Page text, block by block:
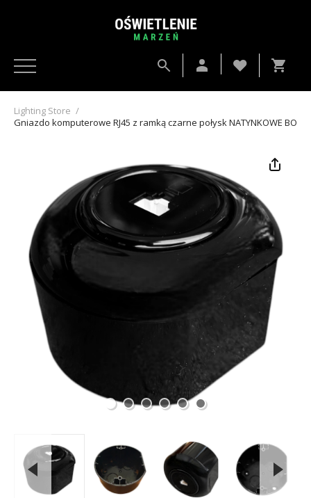
Lighting Store /
Gniazdo komputerowe RJ45 z ramką czarne połysk NATYNKOWE